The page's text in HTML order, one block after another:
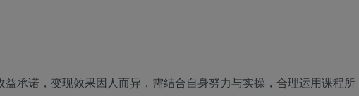
承诺，变现效果因人而异，需结合自身努力与实操，合理运用课程所